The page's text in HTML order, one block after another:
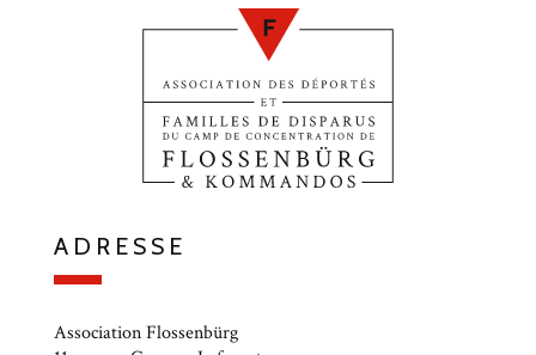
ADRESSE
Association Flossenbürg